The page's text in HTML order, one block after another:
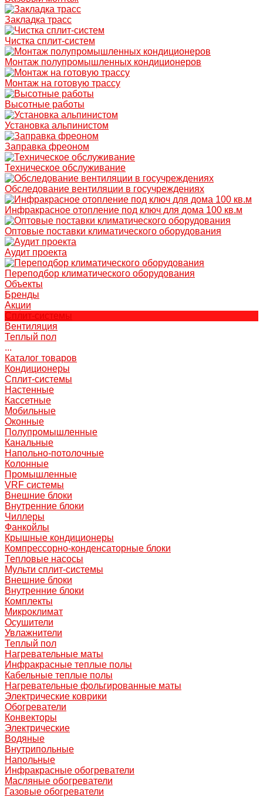
Закладка трасс
Чистка сплит-систем
Монтаж полупромышленных кондиционеров
Монтаж на готовую трассу
Высотные работы
Установка альпинистом
Заправка фреоном
Техническое обслуживание
Обследование вентиляции в госучреждениях
Инфракрасное отопление под ключ для дома 100 кв.м
Оптовые поставки климатического оборудования
Аудит проекта
Переподбор климатического оборудования
Объекты
Бренды
Акции
Сплит-системы
Вентиляция
Теплый пол
...
Каталог товаров
Кондиционеры
Сплит-системы
Настенные
Кассетные
Мобильные
Оконные
Полупромышленные
Канальные
Напольно-потолочные
Колонные
Промышленные
VRF системы
Внешние блоки
Внутренние блоки
Чиллеры
Фанкойлы
Крышные кондиционеры
Компрессорно-конденсаторные блоки
Тепловые насосы
Мульти сплит-системы
Внешние блоки
Внутренние блоки
Комплекты
Микроклимат
Осушители
Увлажнители
Теплый пол
Нагревательные маты
Инфракрасные теплые полы
Кабельные теплые полы
Нагревательные фольгированные маты
Электрические коврики
Обогреватели
Конвекторы
Электрические
Водяные
Внутрипольные
Напольные
Инфракрасные обогреватели
Масляные обогреватели
Газовые обогреватели